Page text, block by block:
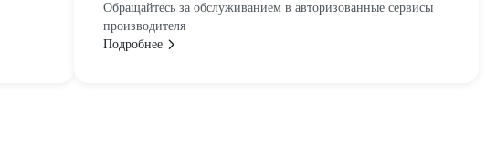
Обращайтесь за обслуживанием в авторизованные сервисы
производителя
Подробнее